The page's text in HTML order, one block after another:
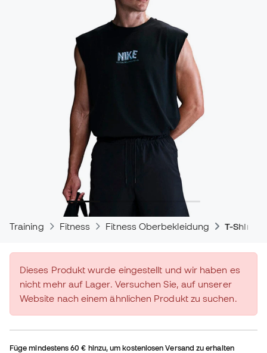
Training Fitness Fitness Oberbekleidung T-Shirts
Dieses Produkt wurde eingestellt und wir haben es
nicht mehr auf Lager. Versuchen Sie, auf unserer
Website nach einem ähnlichen Produkt zu suchen.
Füge mindestens60 € hinzu, um kostenlosen Versand zu erhalten